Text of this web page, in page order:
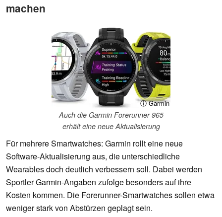
machen
ⓘ Garmin
Auch die Garmin Forerunner 965
erhält eine neue Aktualisierung
Für mehrere Smartwatches: Garmin rollt eine neue
Software-Aktualisierung aus, die unterschiedliche
Wearables doch deutlich verbessern soll. Dabei werden
Sportler Garmin-Angaben zufolge besonders auf ihre
Kosten kommen. Die Forerunner-Smartwatches sollen etwa
weniger stark von Abstürzen geplagt sein.